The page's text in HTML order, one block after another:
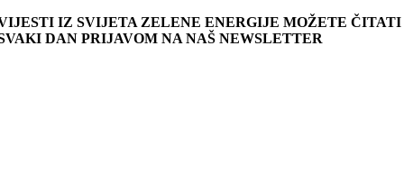
IZ SVIJETA ZELENE ENERGIJE MOŽETE ČITATI
DAN PRIJAVOM NA NAŠ NEWSLETTER